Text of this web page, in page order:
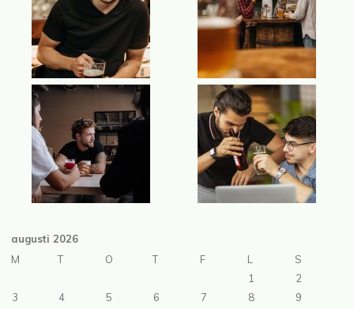
augusti 2026
M
T O T F L
S
1
2
3
4 5 6 7 8
9